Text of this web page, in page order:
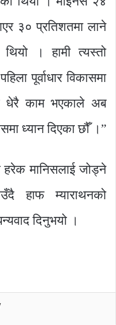
३० प्रतिशतमा लाने
थियो । हामी त्यस्तो
पूर्वाधार विकासमा
धेरै काम भएकाले अब
ध्यान दिएका छौँ ।”
मानिसलाई जोड्ने
हाफ म्याराथनको
दिनुभयो ।